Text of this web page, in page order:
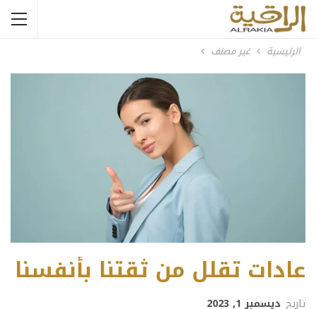
الرئيسية غير مصنف
عادات تقلل من ثقتنا بأنفسنا
تاريخ ديسمبر 1, 2023